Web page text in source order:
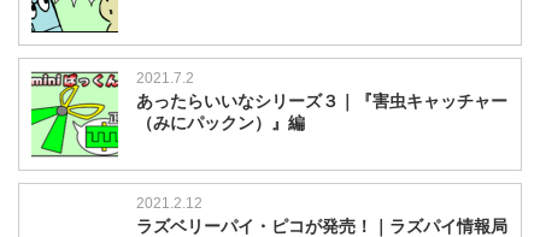
2021.7.2
あったらいいなシリーズ３｜『害虫キャッチャー
（みにパックン）』編
2021.2.12
ラズベリーパイ・ピコが発売！｜ラズパイ情報局